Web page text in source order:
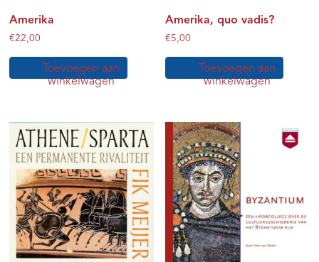
Amerika
€22,00
Toevoegen aan
winkelwagen
Amerika, quo vadis?
€5,00
Toevoegen aan
winkelwagen